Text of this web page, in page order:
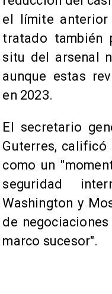
el límite anterior
tratado también
situ del arsenal
aunque estas
en 2023.
El secretario
Guterres,
como un
seguridad
Washington y
de
marco sucesor".